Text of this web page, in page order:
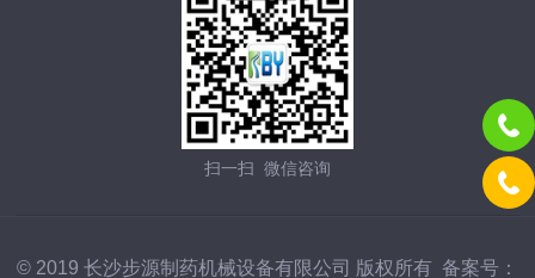
扫一扫 微信咨询
© 2019 长沙步源制药机械设备有限公司 版权所有 备案号：